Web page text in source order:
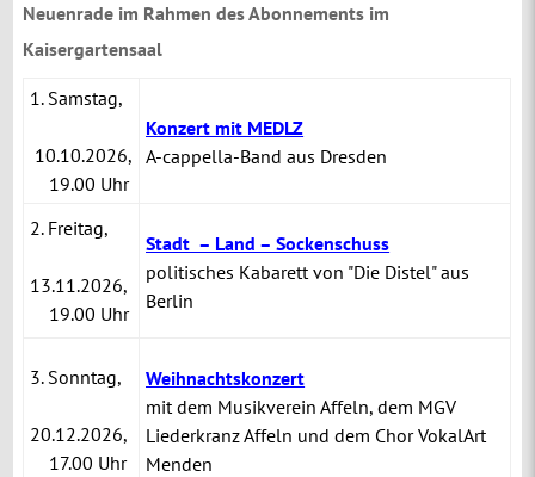
Neuenrade im Rahmen des Abonnements im
Kaisergartensaal
1. Samstag,
10.10.2026,
19.00 Uhr
Konzert mit MEDLZ
A-cappella-Band aus Dresden
2. Freitag,
13.11.2026,
19.00 Uhr
Stadt – Land – Sockenschuss
politisches Kabarett von "Die Distel" aus
Berlin
3. Sonntag,
20.12.2026,
17.00 Uhr
Weihnachtskonzert
mit dem Musikverein Affeln, dem MGV
Liederkranz Affeln und dem Chor VokalArt
Menden